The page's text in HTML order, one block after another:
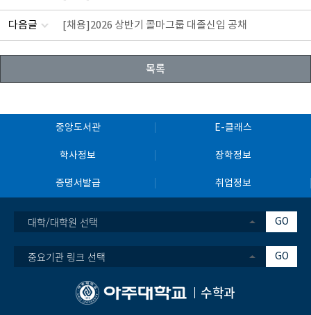
다음글 [채용]2026 상반기 콜마그룹 대졸신입 공채
목록
중앙도서관 E-클래스
학사정보 장학정보
증명서발급 취업정보
대학/대학원 선택 GO
중요기관 링크 선택 GO
수학과